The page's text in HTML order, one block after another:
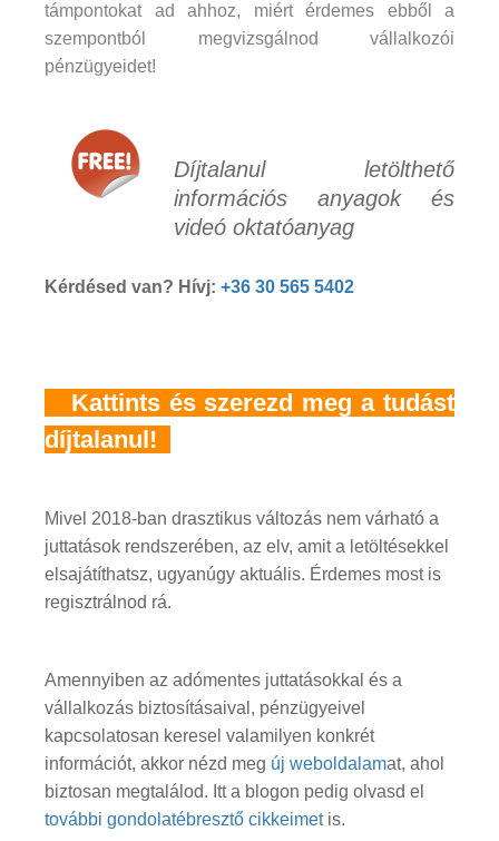
támpontokat ad ahhoz, miért érdemes ebből a
szempontból megvizsgálnod vállalkozói
pénzügyeidet!
Díjtalanul letölthető
információs anyagok és
videó oktatóanyag
Kérdésed van? Hívj: +36 30 565 5402
Kattints és szerezd meg a tudást
díjtalanul!
Mivel 2018-ban drasztikus változás nem várható a
juttatások rendszerében, az elv, amit a letöltésekkel
elsajátíthatsz, ugyanúgy aktuális. Érdemes most is
regisztrálnod rá.
Amennyiben az adómentes juttatásokkal és a
vállalkozás biztosításaival, pénzügyeivel
kapcsolatosan keresel valamilyen konkrét
információt, akkor nézd meg új weboldalamat, ahol
biztosan megtalálod. Itt a blogon pedig olvasd el
további gondolatébresztő cikkeimetis.